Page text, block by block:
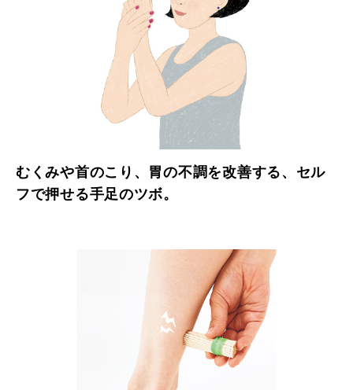
むくみや首のこり、胃の不調を改善する、セル
フで押せる手足のツボ。